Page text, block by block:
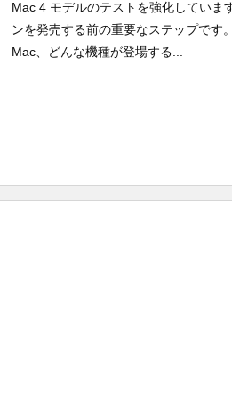
Mac 4 モデルのテストを強化していま
ンを発売する前の重要なステップです
Mac、どんな機種が登場する...